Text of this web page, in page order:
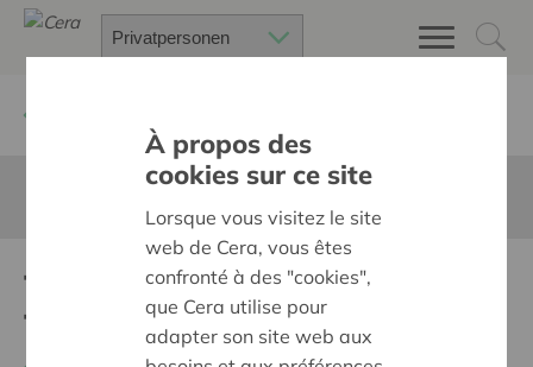
Tenten voor Zomer in
Tatteljee
À propos des
cookies sur ce site
Lorsque vous visitez le site
web de Cera, vous êtes
confronté à des "cookies",
que Cera utilise pour
adapter son site web aux